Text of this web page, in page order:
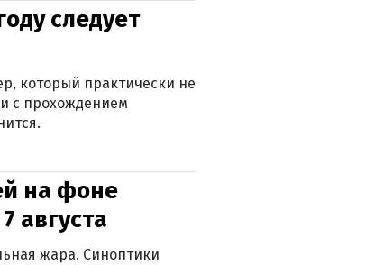
следует
который практически не
с прохождением
на фоне
августа
жара. Синоптики